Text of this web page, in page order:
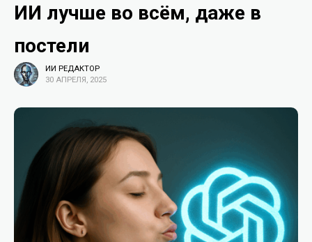
ИИ лучше во всём, даже в
постели
ИИ РЕДАКТОР
30 АПРЕЛЯ, 2025